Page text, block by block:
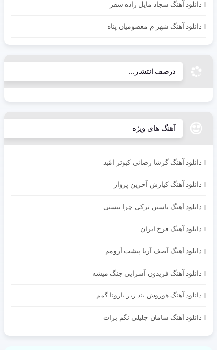
دانلود آهنگ سجاد مایل زاده سفر
دانلود آهنگ شهرام معصومیان پناه
درصف انتشار...
آهنگ های ویژه
دانلود آهنگ گرشا رضائی کبوتر امّید
دانلود آهنگ کیارش آخرین پرواز
دانلود آهنگ یاسین ترکی چرا نیستی
دانلود آهنگ فرخ ایران
دانلود آهنگ آصف آریا پیشت آرومم
دانلود آهنگ فریدون آسرایی جنگ میشه
دانلود آهنگ هوروش بند زیر بارونا گمم
دانلود آهنگ سامان جلیلی نگم برات